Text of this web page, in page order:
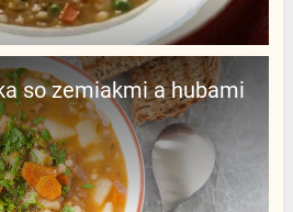
so zemiakmi a hubami